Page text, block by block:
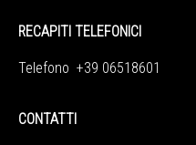
RECAPITI TELEFONICI
Telefono +39 06518601
CONTATTI